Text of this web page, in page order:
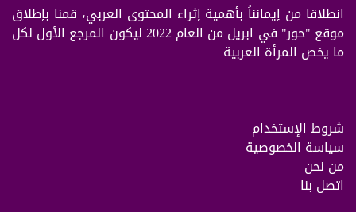
انطلاقا من إيمانناً بأهمية إثراء المحتوى العربي، قمنا بإطلاق
موقع "حور" في ابريل من العام 2022 ليكون المرجع الأول لكل
ما يخص المرأة العربية
شروط الإستخدام
سياسة الخصوصية
من نحن
اتصل بنا